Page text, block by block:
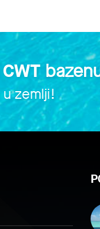
CWT
zemlji!